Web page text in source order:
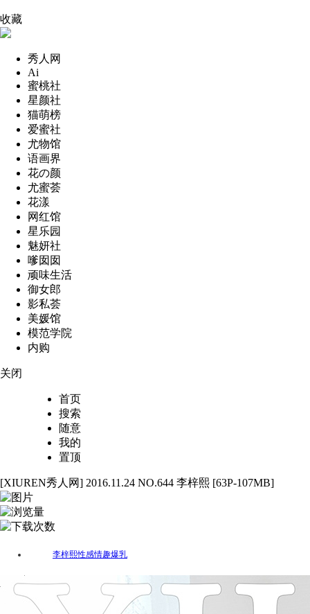
收藏
秀人网
Ai
蜜桃社
星颜社
猫萌榜
爱蜜社
尤物馆
语画界
花の颜
尤蜜荟
花漾
网红馆
星乐园
魅妍社
嗲囡囡
顽味生活
御女郎
影私荟
美媛馆
模范学院
内购
关闭
首页
搜索
随意
我的
置顶
[XIUREN秀人网] 2016.11.24 NO.644 李梓熙 [63P-107MB]
李梓熙性感情趣爆乳